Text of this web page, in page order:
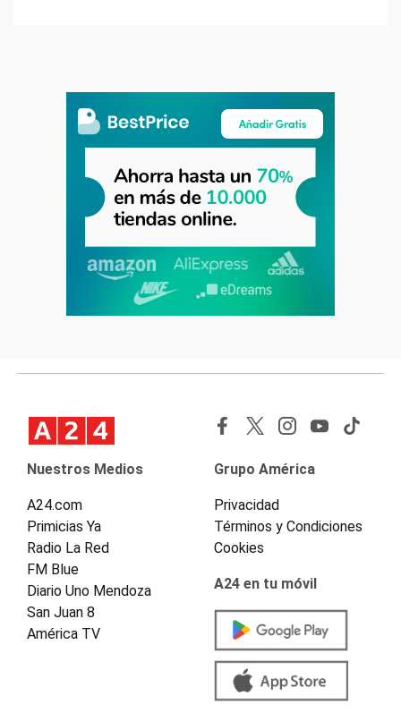
Nuestros Medios
A24.com
Primicias Ya
Radio La Red
FM Blue
Diario Uno Mendoza
San Juan 8
América TV
Grupo América
Privacidad
Términos y Condiciones
Cookies
A24 en tu móvil